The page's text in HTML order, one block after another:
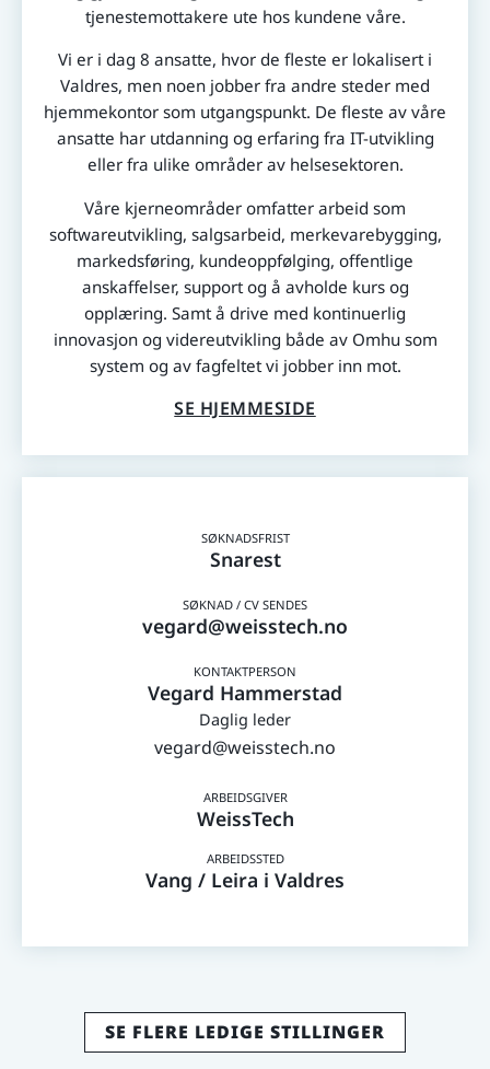
Snarest
vegard@weisstech.no
Vegard Hammerstad
Daglig leder
vegard@weisstech.no
WeissTech
Vang / Leira i Valdres
tjenestemottakere ute hos kundene våre.
Vi er i dag 8 ansatte, hvor de fleste er lokalisert i
Valdres, men noen jobber fra andre steder med
hjemmekontor som utgangspunkt. De fleste av våre
ansatte har utdanning og erfaring fra IT-utvikling
eller fra ulike områder av helsesektoren.
Våre kjerneområder omfatter arbeid som
softwareutvikling, salgsarbeid, merkevarebygging,
markedsføring, kundeoppfølging, offentlige
anskaffelser, support og å avholde kurs og
opplæring. Samt å drive med kontinuerlig
innovasjon og videreutvikling både av Omhu som
system og av fagfeltet vi jobber inn mot.
SE HJEMMESIDE
SE FLERE LEDIGE STILLINGER